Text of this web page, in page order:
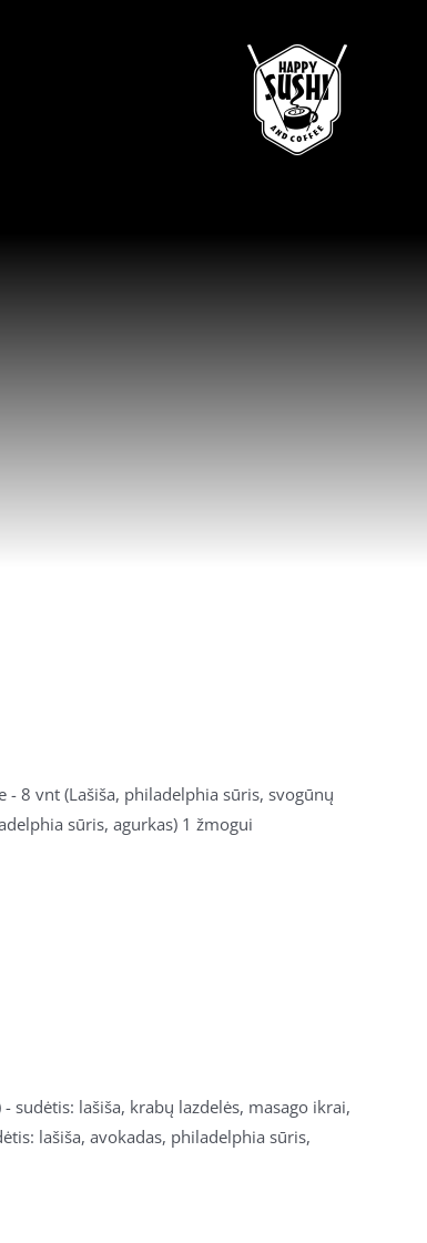
8 vnt (Lašiša, philadelphia sūris, svogūnų
sūris, agurkas) 1 žmogui
sudėtis: lašiša, krabų lazdelės, masago ikrai,
lašiša, avokadas, philadelphia sūris,